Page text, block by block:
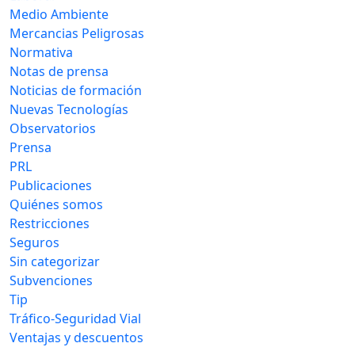
Medio Ambiente
Mercancias Peligrosas
Normativa
Notas de prensa
Noticias de formación
Nuevas Tecnologías
Observatorios
Prensa
PRL
Publicaciones
Quiénes somos
Restricciones
Seguros
Sin categorizar
Subvenciones
Tip
Tráfico-Seguridad Vial
Ventajas y descuentos